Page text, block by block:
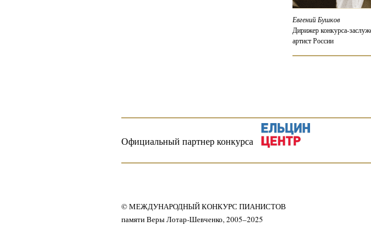
Евгений Бушков
Дирижер конкурса-
артист России
Официальный партнер конкурса
© МЕЖДУНАРОДНЫЙ КОНКУРС ПИАНИСТОВ
памяти Веры Лотар-Шевченко, 2005–2025